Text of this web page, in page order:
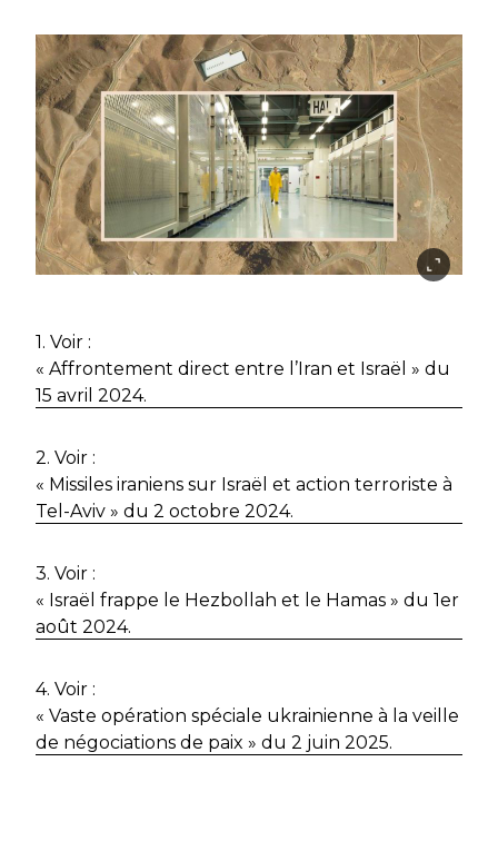
1. Voir :
« Affrontement direct entre l’Iran et Israël » du
15 avril 2024.
2. Voir :
« Missiles iraniens sur Israël et action terroriste à
Tel-Aviv » du 2 octobre 2024.
3. Voir :
« Israël frappe le Hezbollah et le Hamas » du 1er
août 2024.
4. Voir :
« Vaste opération spéciale ukrainienne à la veille
de négociations de paix » du 2 juin 2025.